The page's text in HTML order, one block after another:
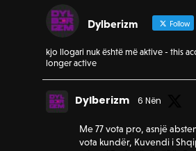
Dylberizm Follow
kjo llogari nuk është më aktive - this
longer active
Dylberizm 6 Nën
Me 77 vota pro, asnjë
vota kundër, Kuvendi i